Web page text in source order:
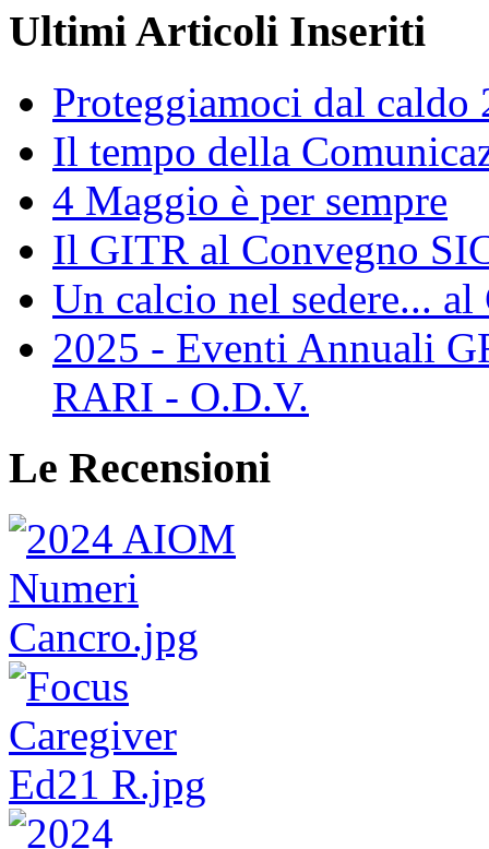
Ultimi Articoli Inseriti
Proteggiamoci dal caldo
Il tempo della
4 Maggio è per sempre
Il GITR al Convegno
Un calcio nel sedere...
2025 - Eventi Annuali
RARI - O.D.V.
Le Recensioni